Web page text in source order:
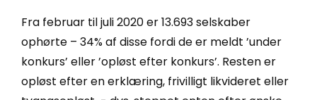
Fra februar til juli 2020 er 13.693 selskaber
ophørte – 34% af disse fordi de er meldt ’under
konkurs’ eller ’opløst efter konkurs’. Resten er
opløst efter en erklæring, frivilligt likvideret eller